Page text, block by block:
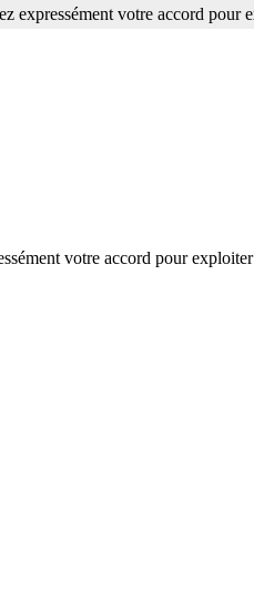
votre accord pour
expressément votre accord pour